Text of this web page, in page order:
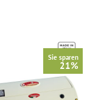
Sie sparen
21%